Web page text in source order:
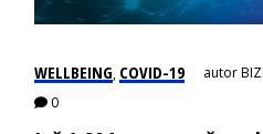
WELLBEING, COVID-19 autor
0